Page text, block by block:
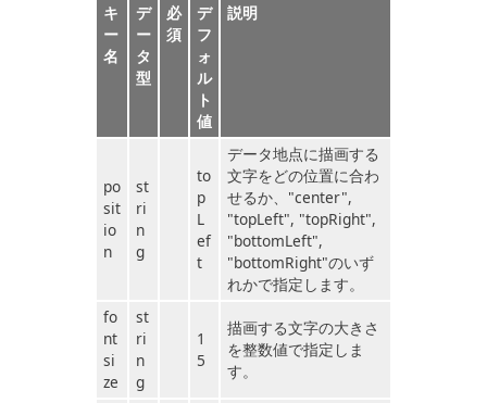
キ
ー
名
デ
ー
タ
型
必
須
デ
フ
ォ
ル
ト
値
説明
po
sit
io
n
st
ri
n
g
to
p
L
ef
t
データ地点に描画する
文字をどの位置に合わ
せるか、"center",
"topLeft", "topRight",
"bottomLeft",
"bottomRight"のいず
れかで指定します。
fo
nt
si
ze
st
ri
n
g
1
5
描画する文字の大きさ
を整数値で指定しま
す。